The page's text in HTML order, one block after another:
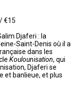
€15
Djaferi : la
Saint-Denis où il a
dans les
Koulounisation, qui
Djaferi se
et banlieue, et plus